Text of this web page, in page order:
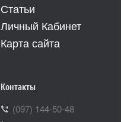
Статьи
Личный Кабинет
Карта сайта
Контакты
(097) 144-50-48